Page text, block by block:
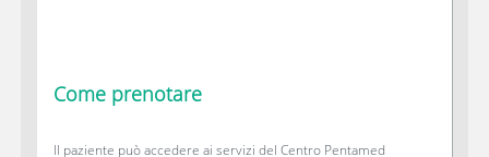
Come prenotare
Il paziente può accedere ai servizi del Centro Pentamed